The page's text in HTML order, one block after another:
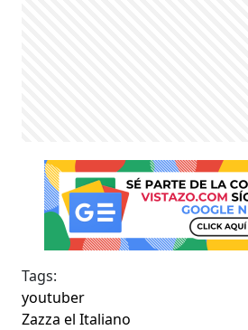
Tags:
youtuber
Zazza el Italiano